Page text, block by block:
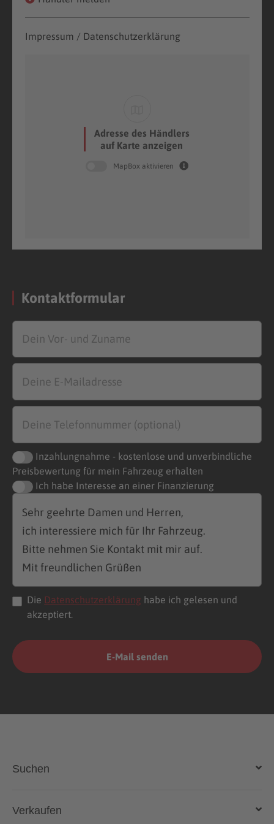
Impressum / Datenschutzerklärung
Adresse des Händlers
auf Karte anzeigen
MapBox aktivieren
Kontaktformular
Inzahlungnahme - kostenlose und unverbindliche
Preisbewertung für mein Fahrzeug erhalten
Ich habe Interesse an einer Finanzierung
Die Datenschutzerklärung habe ich gelesen und
akzeptiert.
Suchen
Auto kaufen
Verkaufen